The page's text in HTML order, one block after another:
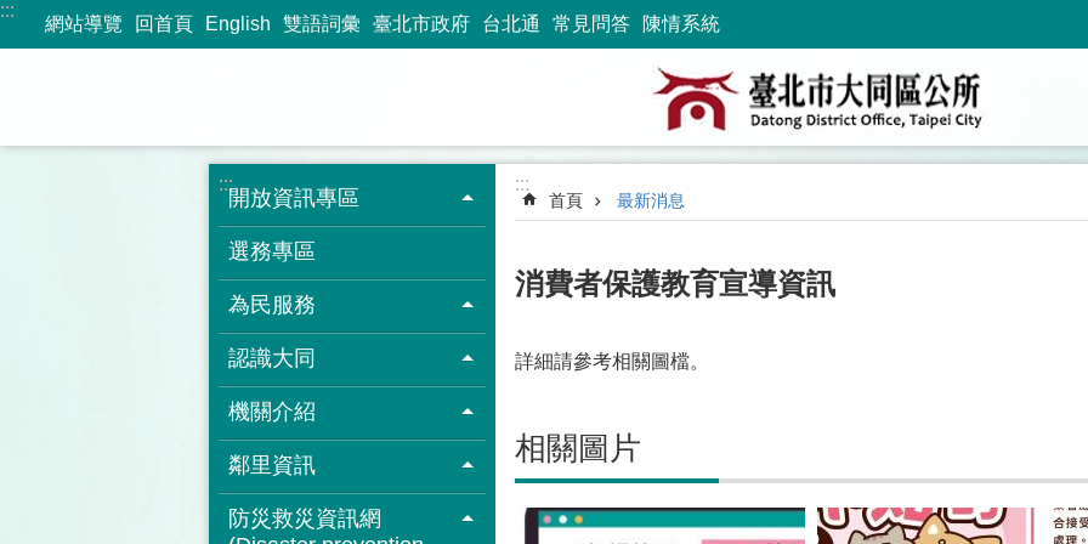
跳到主要內容區塊
:::
網站導覽 回首頁 English 雙語詞彙 臺北市政府 台北通 常見問答 陳情系統
:::
開放資訊專區
選務專區
為民服務
認識大同
機關介紹
鄰里資訊
防災救災資訊網
:::
首頁 最新消息
消費者保護教育宣導資訊
詳細請參考相關圖檔。
相關圖片